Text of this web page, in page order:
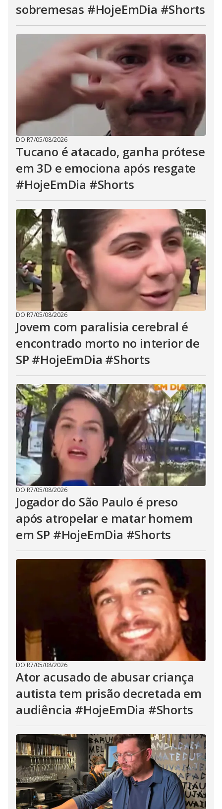
sobremesas #HojeEmDia #Shorts
DO R7/05/08/2026
Tucano é atacado, ganha prótese
em 3D e emociona após resgate
#HojeEmDia #Shorts
DO R7/05/08/2026
Jovem com paralisia cerebral é
encontrado morto no interior de
SP #HojeEmDia #Shorts
DO R7/05/08/2026
Jogador do São Paulo é preso
após atropelar e matar homem
em SP #HojeEmDia #Shorts
DO R7/05/08/2026
Ator acusado de abusar criança
autista tem prisão decretada em
audiência #HojeEmDia #Shorts